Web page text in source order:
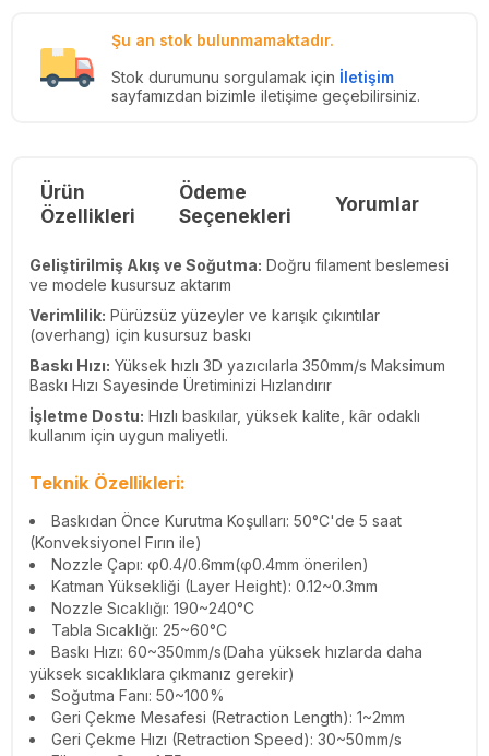
Şu an stok bulunmamaktadır.
Stok durumunu sorgulamak için İletişim
sayfamızdan bizimle iletişime geçebilirsiniz.
Ürün
Özellikleri
Ödeme
Seçenekleri
Yorumlar
Geliştirilmiş Akış ve Soğutma: Doğru filament beslemesi
ve modele kusursuz aktarım
Verimlilik: Pürüzsüz yüzeyler ve karışık çıkıntılar
(overhang) için kusursuz baskı
Baskı Hızı: Yüksek hızlı 3D yazıcılarla 350mm/s Maksimum
Baskı Hızı Sayesinde Üretiminizi Hızlandırır
İşletme Dostu: Hızlı baskılar, yüksek kalite, kâr odaklı
kullanım için uygun maliyetli.
Teknik Özellikleri:
Baskıdan Önce Kurutma Koşulları: 50°C'de 5 saat
(Konveksiyonel Fırın ile)
Nozzle Çapı: φ0.4/0.6mm(φ0.4mm önerilen)
Katman Yüksekliği (Layer Height): 0.12~0.3mm
Nozzle Sıcaklığı: 190~240°C
Tabla Sıcaklığı: 25~60°C
Baskı Hızı: 60~350mm/s(Daha yüksek hızlarda daha
yüksek sıcaklıklara çıkmanız gerekir)
Soğutma Fanı: 50~100%
Geri Çekme Mesafesi (Retraction Length): 1~2mm
Geri Çekme Hızı (Retraction Speed): 30~50mm/s